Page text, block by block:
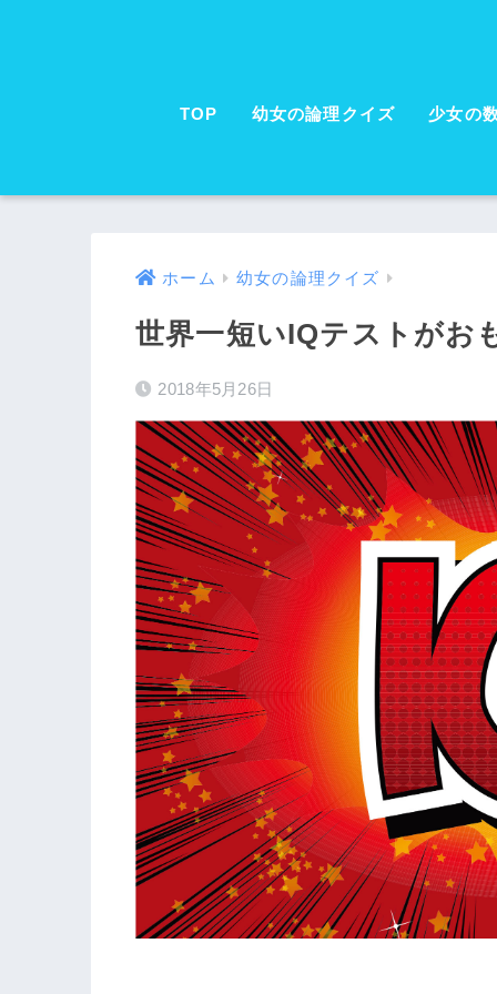
TOP 幼女の論理クイズ 少女の
ホーム 幼女の論理クイズ
世界一短いIQテストがお
2018年5月26日